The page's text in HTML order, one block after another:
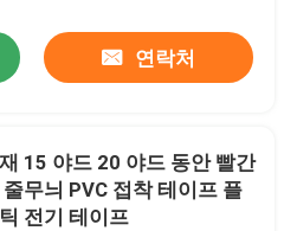
연락처
15 야드 20 야드 동안 빨간
무늬 PVC 접착 테이프 플
전기 테이프